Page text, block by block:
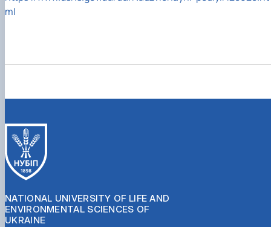
ml
NATIONAL UNIVERSITY OF LIFE AND
ENVIRONMENTAL SCIENCES OF
UKRAINE